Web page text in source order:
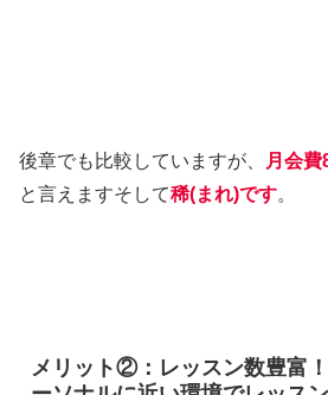
後章でも比較していますが、
月会
と言えますそして稀(まれ)です。
メリット②：レッスン数豊富